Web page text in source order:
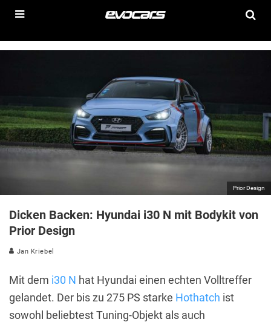
Prior Design
Dicken Backen: Hyundai i30 N mit Bodykit von
Prior Design
Jan Kriebel
Mit dem i30 N hat Hyundai einen echten Volltreffer
gelandet. Der bis zu 275 PS starke Hothatch ist
sowohl beliebtest Tuning-Objekt als auch